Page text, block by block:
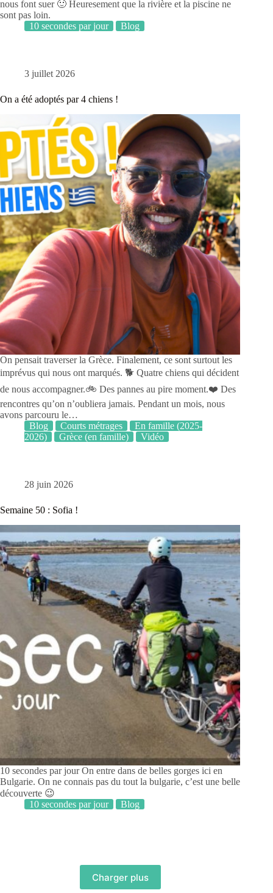
nous font suer 🙂 Heuresement que la rivière et la piscine ne
sont pas loin.
10 secondes par jour
Blog
3 juillet 2026
On a été adoptés par 4 chiens !
On pensait traverser la Grèce. Finalement, ce sont surtout les
imprévus qui nous ont marqués. 🐕 Quatre chiens qui décident
de nous accompagner.🚲 Des pannes au pire moment.❤️ Des
rencontres qu’on n’oubliera jamais. Pendant un mois, nous
avons parcouru le…
Blog
Courts métrages
En famille (2025-
2026)
Grèce (en famille) Vidéo
28 juin 2026
Semaine 50 : Sofia !
10 secondes par jour On entre dans de belles gorges ici en
Bulgarie. On ne connais pas du tout la bulgarie, c’est une belle
découverte 😉
10 secondes par jour
Blog
Charger plus